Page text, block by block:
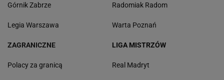
Górnik Zabrze
Legia Warszawa
Radomiak Radom
Warta Poznań
ZAGRANICZNE
Polacy za granicą
LIGA MISTRZÓW
Real Madryt